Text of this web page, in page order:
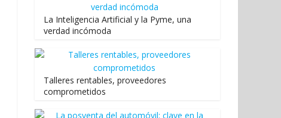
La Inteligencia Artificial y la Pyme, una
verdad incómoda
Talleres rentables, proveedores
comprometidos